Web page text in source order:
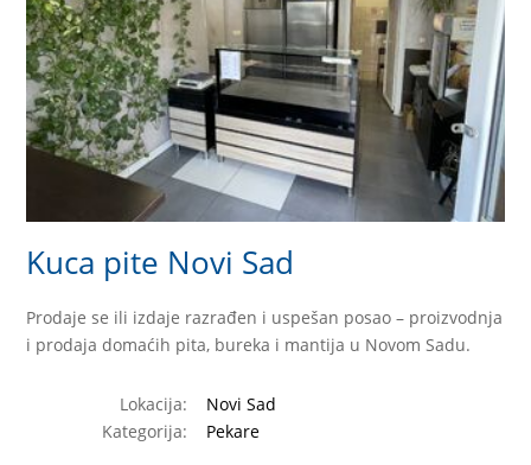
Kuca pite Novi Sad
Prodaje se ili izdaje razrađen i uspešan posao – proizvodnja
i prodaja domaćih pita, bureka i mantija u Novom Sadu.
Lokacija:
Novi Sad
Kategorija:
Pekare